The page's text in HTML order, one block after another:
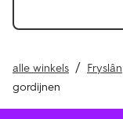
alle winkels Fryslân
gordijnen